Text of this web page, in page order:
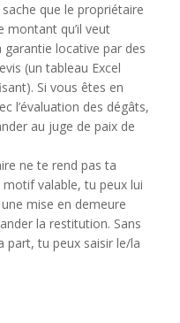
que le propriétaire
montant qu’il veut
garantie locative par des
(un tableau Excel
Si vous êtes en
l’évaluation des dégâts,
au juge de paix de
ne te rend pas ta
motif valable, tu peux lui
mise en demeure
la restitution. Sans
part, tu peux saisir le/la